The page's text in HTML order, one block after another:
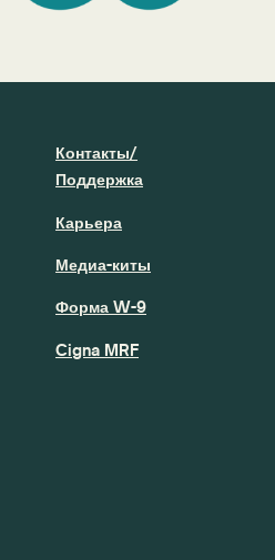
Контакты/
Поддержка
Карьера
Медиа-киты
Форма W-9
Cigna MRF